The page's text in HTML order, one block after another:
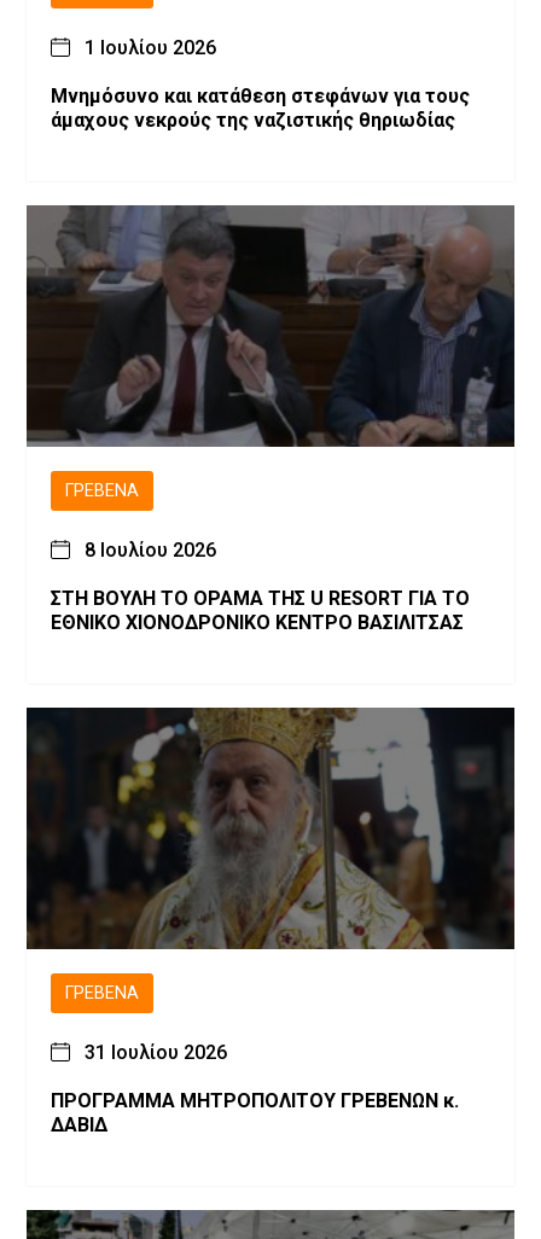
1 Ιουλίου 2026
Μνημόσυνο και κατάθεση στεφάνων για τους
άμαχους νεκρούς της ναζιστικής θηριωδίας
ΓΡΕΒΕΝΆ
8 Ιουλίου 2026
ΣΤΗ ΒΟΥΛΗ ΤΟ ΟΡΑΜΑ ΤΗΣ U RESORT ΓΙΑ ΤΟ
ΕΘΝΙΚΟ ΧΙΟΝΟΔΡΟΝΙΚΟ ΚΕΝΤΡΟ ΒΑΣΙΛΙΤΣΑΣ
ΓΡΕΒΕΝΆ
31 Ιουλίου 2026
ΠΡΟΓΡΑΜΜΑ ΜΗΤΡΟΠΟΛΙΤΟΥ ΓΡΕΒΕΝΩΝ κ.
ΔΑΒΙΔ